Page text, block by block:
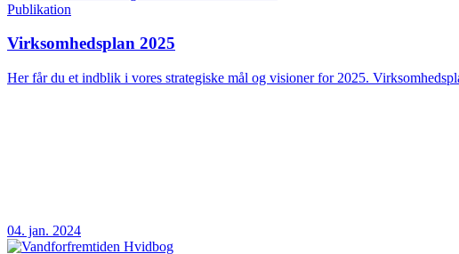
Publikation
Virksomhedsplan 2025
Her får du et indblik i vores strategiske mål og visioner for 2025.
04. jan. 2024